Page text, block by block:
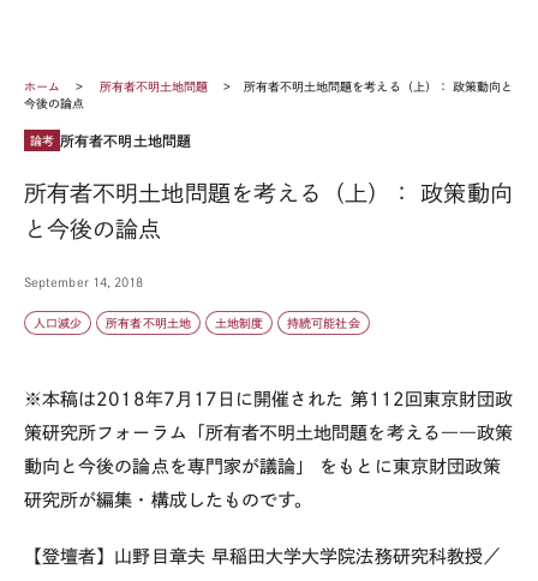
ホーム 所有者不明土地問題
所有者不明土地問題を考える（上）： 政策動向と
今後の論点
論考 所有者不明土地問題
所有者不明土地問題を考える（上）： 政策動向
と今後の論点
September 14, 2018
人口減少 所有者不明土地 土地制度 持続可能社会
※本稿は2018年7月17日に開催された 第112回東京財団政
策研究所フォーラム「所有者不明土地問題を考える――政策
動向と今後の論点を専門家が議論」 をもとに東京財団政策
研究所が編集・構成したものです。
【登壇者】山野目章夫 早稲田大学大学院法務研究科教授／